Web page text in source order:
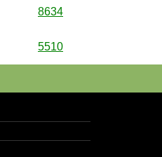
8634
5510